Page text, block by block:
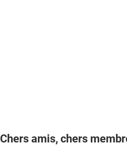
Chers amis, chers